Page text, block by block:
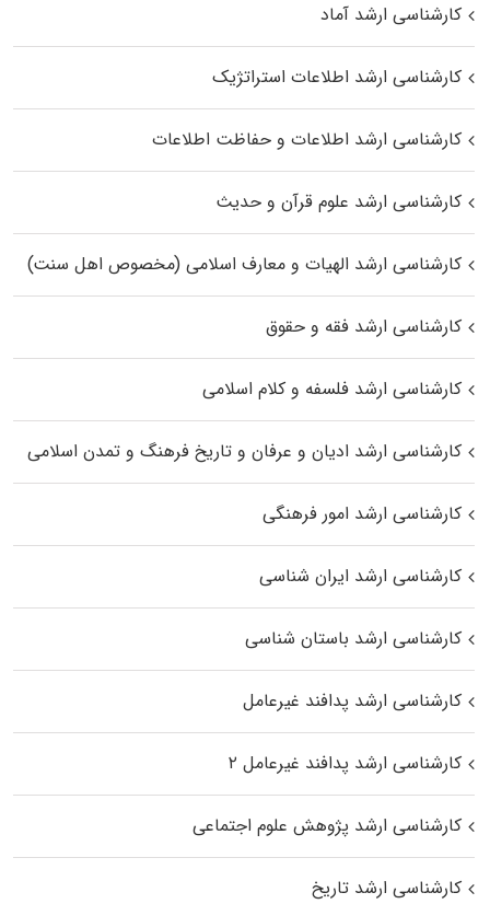
کارشناسی ارشد آماد
کارشناسی ارشد اطلاعات استراتژیک
کارشناسی ارشد اطلاعات و حفاظت اطلاعات
کارشناسی ارشد علوم قرآن و حدیث
کارشناسی ارشد الهیات و معارف اسلامی (مخصوص اهل سنت)
کارشناسی ارشد فقه و حقوق
کارشناسی ارشد فلسفه و کلام اسلامی
کارشناسی ارشد ادیان و عرفان و تاریخ فرهنگ و تمدن اسلامی
کارشناسی ارشد امور فرهنگی
کارشناسی ارشد ایران شناسی
کارشناسی ارشد باستان شناسی
کارشناسی ارشد پدافند غیرعامل
کارشناسی ارشد پدافند غیرعامل ۲
کارشناسی ارشد پژوهش علوم اجتماعی
کارشناسی ارشد تاریخ